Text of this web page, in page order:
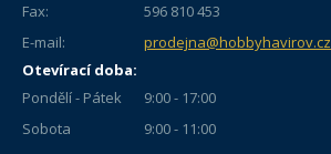
Fax:
596 810 453
E-mail:
prodejna@hobbyhavirov.cz
Otevírací doba:
Pondělí - Pátek
9:00 - 17:00
Sobota
9:00 - 11:00